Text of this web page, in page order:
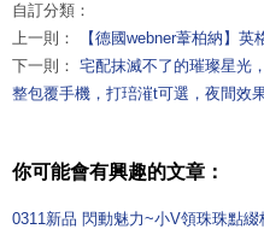
自訂分類：
上一則：
【德國webner葦柏納】英
下一則： 宅配抹滅不了的璀璨星光
整包覆手機，打琣漼t可選，夜間效
你可能會有興趣的文章：
0311新品 閃動魅力~小V領珠珠點綴